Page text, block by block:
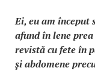
Ei, eu am început
afund în lene
revistă cu fete în
şi abdomene